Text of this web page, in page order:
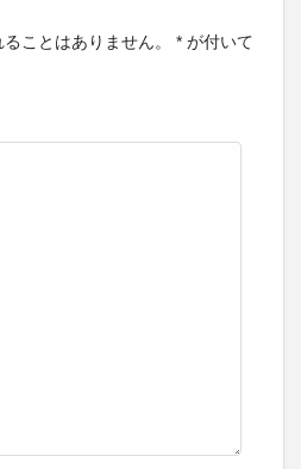
ことはありません。 * が付いて